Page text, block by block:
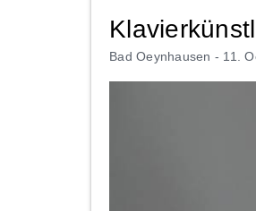
Bad Oeynhausen - 11.